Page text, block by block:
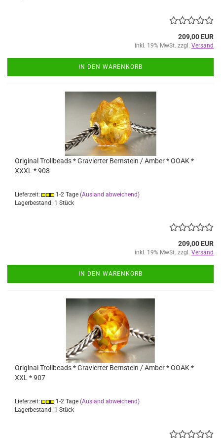
209,00 EUR
inkl. 19% MwSt. zzgl. Versand
IN DEN WARENKORB
Original Trollbeads * Gravierter Bernstein / Amber * OOAK *
XXXL * 908
Lieferzeit: 1-2 Tage (Ausland abweichend)
Lagerbestand: 1 Stück
209,00 EUR
inkl. 19% MwSt. zzgl. Versand
IN DEN WARENKORB
Original Trollbeads * Gravierter Bernstein / Amber * OOAK *
XXL * 907
Lieferzeit: 1-2 Tage (Ausland abweichend)
Lagerbestand: 1 Stück